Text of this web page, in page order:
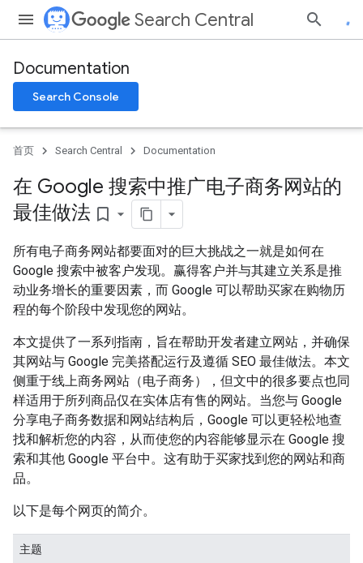
Search Central
Documentation
Search Console
首页 Search Central Documentation
在 Google 搜索中推广电子商务网站的
最佳做法 bookmark_border
所有电子商务网站都要面对的巨大挑战之一就是如何在
Google 搜索中被客户发现。赢得客户并与其建立关系是推
动业务增长的重要因素，而 Google 可以帮助买家在购物历
程的每个阶段中发现您的网站。
本文提供了一系列指南，旨在帮助开发者建立网站，并确保
其网站与 Google 完美搭配运行及遵循 SEO 最佳做法。本文
侧重于线上商务网站（电子商务），但文中的很多要点也同
样适用于所列商品仅在实体店有售的网站。当您与 Google
分享电子商务数据和网站结构后，Google 可以更轻松地查
找和解析您的内容，从而使您的内容能够显示在 Google 搜
索和其他 Google 平台中。这有助于买家找到您的网站和商
品。
以下是每个网页的简介。
主题